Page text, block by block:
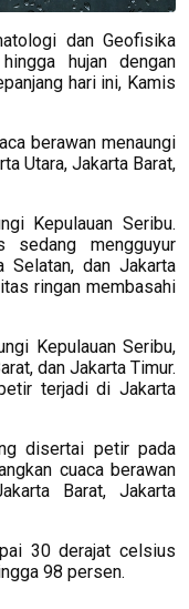
dan Geofisika
hujan dengan
hari ini, Kamis
berawan menaungi
Utara, Jakarta Barat,
Kepulauan Seribu.
sedang mengguyur
Selatan, dan Jakarta
ringan membasahi
Kepulauan Seribu,
dan Jakarta Timur.
terjadi di Jakarta
disertai petir pada
cuaca berawan
Barat, Jakarta
30 derajat celsius
98 persen.